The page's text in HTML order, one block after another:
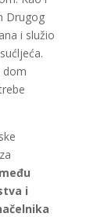
Drugog
i služio
dom
i